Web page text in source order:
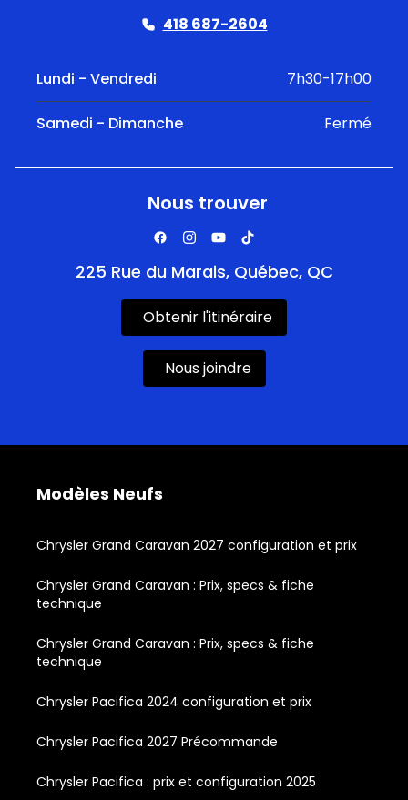
418 687-2604
Lundi - Vendredi 7h30-17h00
Samedi - Dimanche Fermé
Nous trouver
225 Rue du Marais, Québec, QC
Obtenir l'itinéraire
Nous joindre
Modèles Neufs
Chrysler Grand Caravan 2027 configuration et prix
Chrysler Grand Caravan : Prix, specs & fiche
technique
Chrysler Grand Caravan : Prix, specs & fiche
technique
Chrysler Pacifica 2024 configuration et prix
Chrysler Pacifica 2027 Précommande
Chrysler Pacifica : prix et configuration 2025